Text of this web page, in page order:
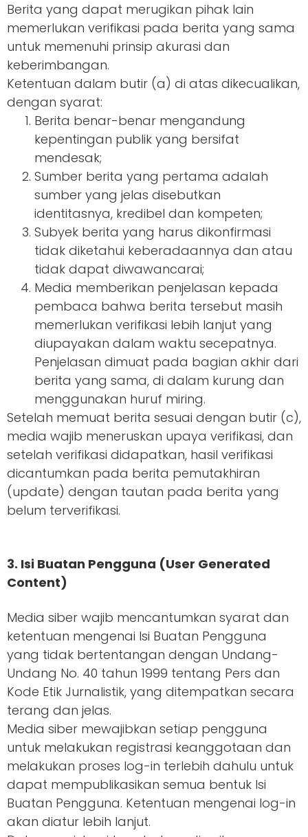
Berita yang dapat merugikan pihak lain
memerlukan verifikasi pada berita yang sama
untuk memenuhi prinsip akurasi dan
keberimbangan.
Ketentuan dalam butir (a) di atas dikecualikan,
dengan syarat:
Berita benar-benar mengandung
kepentingan publik yang bersifat
mendesak;
Sumber berita yang pertama adalah
sumber yang jelas disebutkan
identitasnya, kredibel dan kompeten;
Subyek berita yang harus dikonfirmasi
tidak diketahui keberadaannya dan atau
tidak dapat diwawancarai;
Media memberikan penjelasan kepada
pembaca bahwa berita tersebut masih
memerlukan verifikasi lebih lanjut yang
diupayakan dalam waktu secepatnya.
Penjelasan dimuat pada bagian akhir dari
berita yang sama, di dalam kurung dan
menggunakan huruf miring.
Setelah memuat berita sesuai dengan butir (c),
media wajib meneruskan upaya verifikasi, dan
setelah verifikasi didapatkan, hasil verifikasi
dicantumkan pada berita pemutakhiran
(update) dengan tautan pada berita yang
belum terverifikasi.
3. Isi Buatan Pengguna (User Generated
Content)
Media siber wajib mencantumkan syarat dan
ketentuan mengenai Isi Buatan Pengguna
yang tidak bertentangan dengan Undang-
Undang No. 40 tahun 1999 tentang Pers dan
Kode Etik Jurnalistik, yang ditempatkan secara
terang dan jelas.
Media siber mewajibkan setiap pengguna
untuk melakukan registrasi keanggotaan dan
melakukan proses log-in terlebih dahulu untuk
dapat mempublikasikan semua bentuk Isi
Buatan Pengguna. Ketentuan mengenai log-in
akan diatur lebih lanjut.